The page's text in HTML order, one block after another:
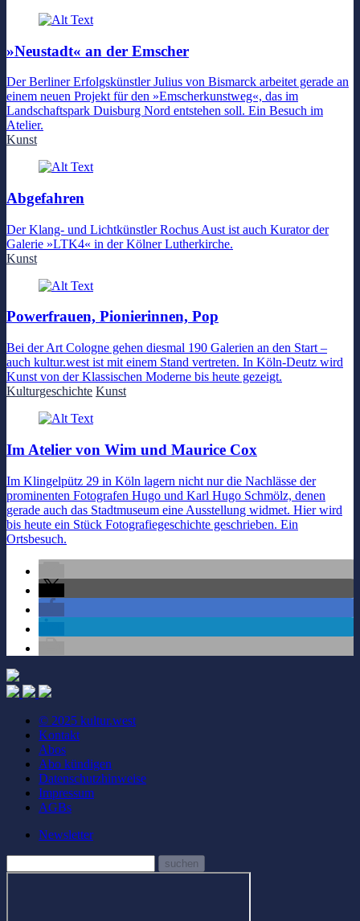
»Neustadt« an der Emscher
Der Berliner Erfolgskünstler Julius von Bismarck arbeitet gerade an
einem neuen Projekt für den »Emscherkunstweg«, das im
Landschaftspark Duisburg Nord entstehen soll. Ein Besuch im
Atelier.
Kunst
Abgefahren
Der Klang- und Lichtkünstler Rochus Aust ist auch Kurator der
Galerie »LTK4« in der Kölner Lutherkirche.
Kunst
Powerfrauen, Pionierinnen, Pop
Bei der Art Cologne gehen diesmal 190 Galerien an den Start –
auch kultur.west ist mit einem Stand vertreten. In Köln-Deutz wird
Kunst von der Klassischen Moderne bis heute gezeigt.
Kulturgeschichte Kunst
Im Atelier von Wim und Maurice Cox
Im Klingelpütz 29 in Köln lagern nicht nur die Nachlässe der
prominenten Fotografen Hugo und Karl Hugo Schmölz, denen
gerade auch das Stadtmuseum eine Ausstellung widmet. Hier wird
bis heute ein Stück Fotografiegeschichte geschrieben. Ein
Ortsbesuch.
© 2025 kultur.west
Kontakt
Abos
Abo kündigen
Datenschutzhinweise
Impressum
AGBs
Newsletter